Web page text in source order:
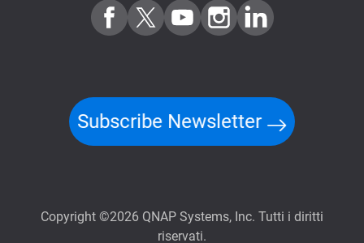
Subscribe Newsletter
Copyright ©2026 QNAP Systems, Inc. Tutti i diritti
riservati.